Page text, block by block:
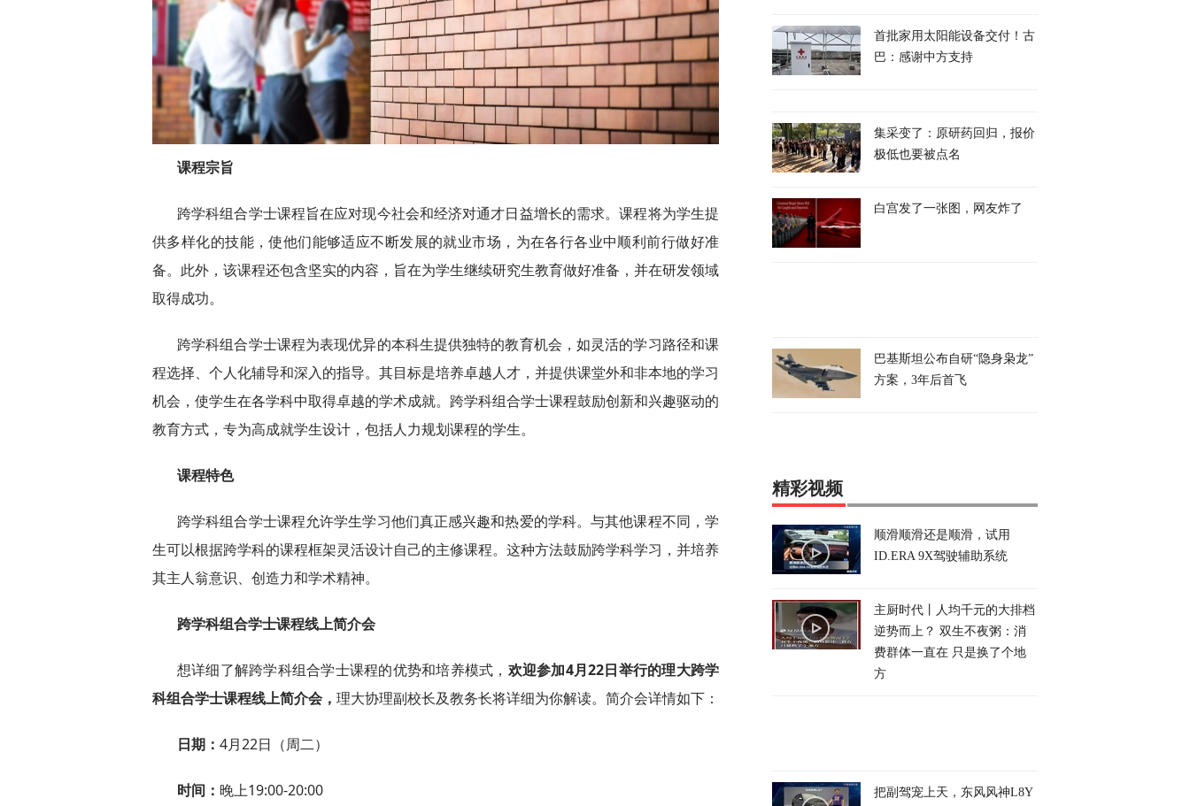
课程宗旨
跨学科组合学士课程旨在应对现今社会和经济对通才日益增长的需求。课程将为学生提
供多样化的技能，使他们能够适应不断发展的就业市场，为在各行各业中顺利前行做好准
备。此外，该课程还包含坚实的内容，旨在为学生继续研究生教育做好准备，并在研发领域
取得成功。
跨学科组合学士课程为表现优异的本科生提供独特的教育机会，如灵活的学习路径和课
程选择、个人化辅导和深入的指导。其目标是培养卓越人才，并提供课堂外和非本地的学习
机会，使学生在各学科中取得卓越的学术成就。跨学科组合学士课程鼓励创新和兴趣驱动的
教育方式，专为高成就学生设计，包括人力规划课程的学生。
课程特色
跨学科组合学士课程允许学生学习他们真正感兴趣和热爱的学科。与其他课程不同，学
生可以根据跨学科的课程框架灵活设计自己的主修课程。这种方法鼓励跨学科学习，并培养
其主人翁意识、创造力和学术精神。
跨学科组合学士课程线上简介会
想详细了解跨学科组合学士课程的优势和培养模式， 欢迎参加4月22日举行的理大跨学
科组合学士课程线上简介会 ， 理大协理副校长及教务长将详细为你解读。简介会详情如下：
日期： 4月22日（周二）
时间： 晚上19:00-20:00
首批家用太阳能设备交付！古
巴：感谢中方支持
集采变了：原研药回归，报价
极低也要被点名
白宫发了一张图，网友炸了
巴基斯坦公布自研“隐身枭龙”
方案，3年后首飞
精彩视频
顺滑顺滑还是顺滑，试用
ID.ERA 9X驾驶辅助系统
主厨时代丨人均千元的大排档
逆势而上？ 双生不夜粥：消
费群体一直在 只是换了个地
方
把副驾宠上天，东风风神L8Y